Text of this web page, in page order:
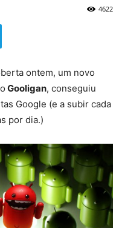
4622
ontem, um novo
Gooligan, conseguiu
Google (e a subir cada
por dia.)